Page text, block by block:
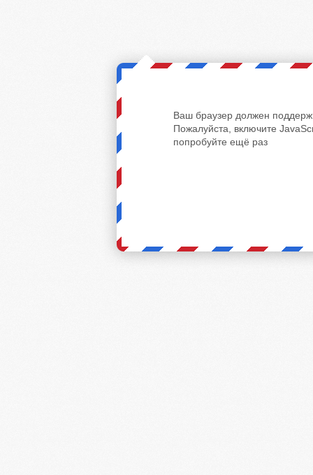
Ваш браузер должен
Пожалуйста, включите
попробуйте ещё раз